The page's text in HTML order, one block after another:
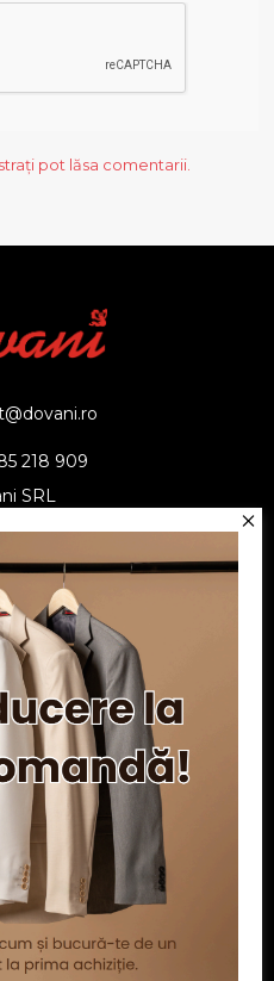
pot lăsa comentarii.
218 909
SRL
1134/1994
TwitterYouTube
meu
clienți